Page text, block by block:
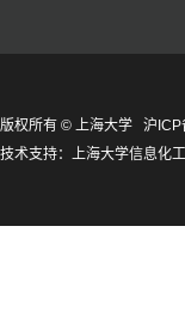
版权所有 © 上海大学 沪
技术支持： 上海大学信息化